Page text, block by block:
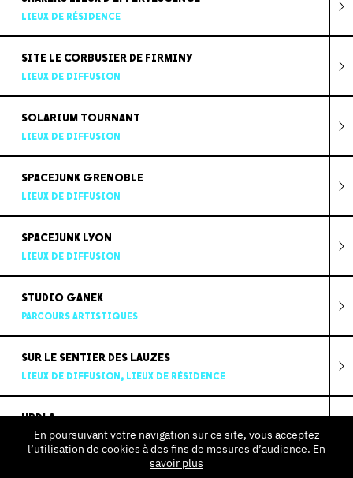
LIEUX DE RÉSIDENCE
SITE LE CORBUSIER DE FIRMINY
LIEUX DE DIFFUSION
SOLARIUM TOURNANT
LIEUX DE DIFFUSION
SPACEJUNK GRENOBLE
LIEUX DE DIFFUSION
SPACEJUNK LYON
LIEUX DE DIFFUSION
STUDIO GANEK
PARCOURS ARTISTIQUES
SUR LE SENTIER DES LAUZES
LIEUX DE DIFFUSION, LIEUX DE RÉSIDENCE
URDLA
LIEUX DE DIFFUSION
En poursuivant votre navigation sur ce site, vous acceptez
l’utilisation de cookies à des fins de mesures d’audience. En
savoir plus